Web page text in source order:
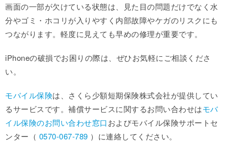
画面の一部が欠けている状態は、見た目の問題だけでなく水
分やゴミ・ホコリが入りやすく内部故障やケガのリスクにも
つながります。軽度に見えても早めの修理が重要です。
iPhoneの破損でお困りの際は、ぜひお気軽にご相談くださ
い。
モバイル保険は、さくら少額短期保険株式会社が提供してい
るサービスです。補償サービスに関するお問い合わせはモバ
イル保険のお問い合わせ窓口およびモバイル保険サポートセ
ンター（ 0570-067-789 ）に連絡してください。